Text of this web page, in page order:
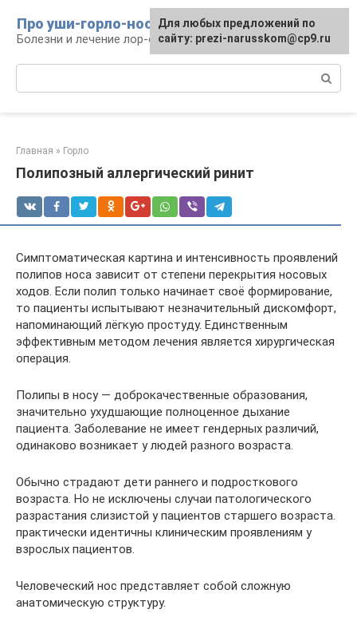
контенту
Про уши-горло-нос
Болезни и лечение лор-органов
Главная » Горло
Полипозный аллергический ринит
Симптоматическая картина и интенсивность проявлений
полипов носа зависит от степени перекрытия носовых
ходов. Если полип только начинает своё формирование,
то пациенты испытывают незначительный дискомфорт,
напоминающий лёгкую простуду. Единственным
эффективным методом лечения является хирургическая
операция.
Полипы в носу — доброкачественные образования,
значительно ухудшающие полноценное дыхание
пациента. Заболевание не имеет гендерных различий,
одинаково возникает у людей разного возраста.
Обычно страдают дети раннего и подросткового
возраста. Но не исключены случаи патологического
разрастания слизистой у пациентов старшего возраста.
практически идентичны клиническим проявлениям у
взрослых пациентов.
Человеческий нос представляет собой сложную
анатомическую структуру.
Для любых предложений по
сайту: prezi-narusskom@cp9.ru